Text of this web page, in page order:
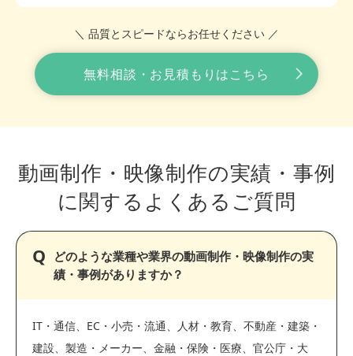
＼ 品質とスピードならお任せください ／
無料相談・お見積もりはこちら
動画制作・映像制作の実績・事例
に関する よくあるご質問
どのような業種や業界の動画制作・映像制作の実
績・事例がありますか？
IT・通信、EC・小売・流通、人材・教育、不動産・建築・
建設、製造・メーカー、金融・保険・医療、官公庁・大